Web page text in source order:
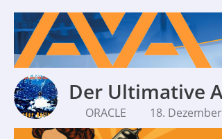
Der Ultimative
ORACLE 18.